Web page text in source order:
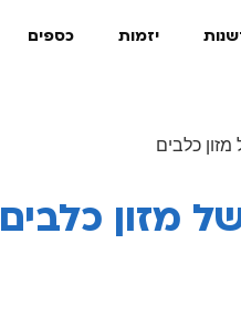
יזמות כספים
כלבים
מזון כלבים